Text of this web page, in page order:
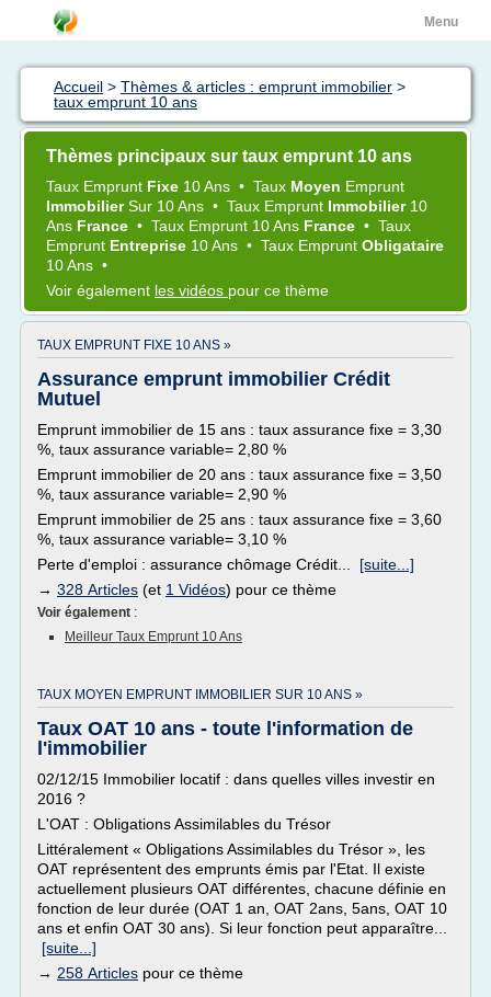
Menu
Accueil > Thèmes & articles : emprunt immobilier >
taux emprunt 10 ans
Thèmes principaux sur taux emprunt 10 ans
Taux Emprunt Fixe 10 Ans • Taux Moyen Emprunt
ImmobilierSur 10 Ans • Taux Emprunt Immobilier 10
Ans France • Taux Emprunt 10 Ans France • Taux
Emprunt Entreprise 10 Ans • Taux Emprunt Obligataire
10 Ans •
Voir également les vidéos pour ce thème
TAUX EMPRUNT FIXE 10 ANS »
Assurance emprunt immobilier Crédit
Mutuel
Emprunt immobilier de 15 ans : taux assurance fixe = 3,30
%, taux assurance variable= 2,80 %
Emprunt immobilier de 20 ans : taux assurance fixe = 3,50
%, taux assurance variable= 2,90 %
Emprunt immobilier de 25 ans : taux assurance fixe = 3,60
%, taux assurance variable= 3,10 %
Perte d'emploi : assurance chômage Crédit... [suite...]
→ 328 Articles (et 1 Vidéos) pour ce thème
Voir également :
Meilleur Taux Emprunt 10 Ans
TAUX MOYEN EMPRUNT IMMOBILIER SUR 10 ANS »
Taux OAT 10 ans - toute l'information de
l'immobilier
02/12/15 Immobilier locatif : dans quelles villes investir en
2016 ?
L'OAT : Obligations Assimilables du Trésor
Littéralement « Obligations Assimilables du Trésor », les
OAT représentent des emprunts émis par l'Etat. Il existe
actuellement plusieurs OAT différentes, chacune définie en
fonction de leur durée (OAT 1 an, OAT 2ans, 5ans, OAT 10
ans et enfin OAT 30 ans). Si leur fonction peut apparaître...
[suite...]
→ 258 Articles pour ce thème